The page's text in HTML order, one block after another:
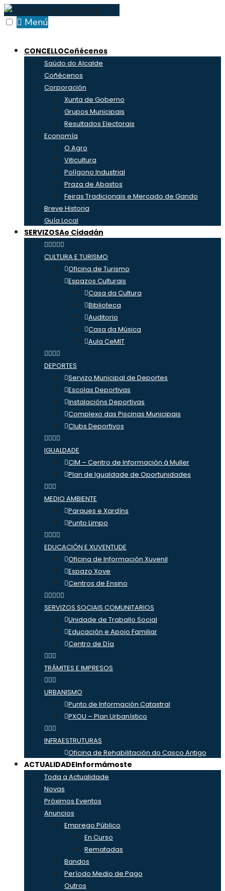
Skip
to
Menú
CONCELLOCoñécenos
Saúdo do Alcalde
Coñécenos
Corporación
Xunta de Goberno
Grupos Municipais
Resultados Electorais
Economía
O Agro
Viticultura
Polígono Industrial
Praza de Abastos
Feiras Tradicionais e Mercado de Gando
Breve Historia
Guía Local
SERVIZOSAo Cidadán
CULTURA E TURISMO
Oficina de Turismo
Espazos Culturais
Casa da Cultura
Biblioteca
Auditorio
Casa da Música
Aula CeMIT
DEPORTES
Servizo Municipal de Deportes
Escolas Deportivas
Instalacións Deportivas
Complexo das Piscinas Municipais
Clubs Deportivos
IGUALDADE
CIM – Centro de Información á Muller
Plan de Igualdade de Oportunidades
MEDIO AMBIENTE
Parques e Xardíns
Punto Limpo
EDUCACIÓN E XUVENTUDE
Oficina de Información Xuvenil
Espazo Xove
Centros de Ensino
SERVIZOS SOCIAIS COMUNITARIOS
Unidade de Traballo Social
Educación e Apoio Familiar
Centro de Día
TRÁMITES E IMPRESOS
URBANISMO
Punto de Información Catastral
PXOU – Plan Urbanístico
INFRAESTRUTURAS
Oficina de Rehabilitación do Casco Antigo
ACTUALIDADEInformámoste
Toda a Actualidade
Novas
Próximos Eventos
Anuncios
Emprego Público
En Curso
Rematadas
Bandos
Período Medio de Pago
Outros